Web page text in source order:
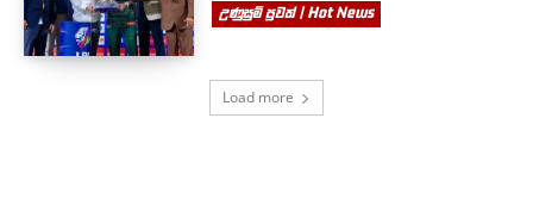
උණුසුම් පුවත් | Hot News
Load more